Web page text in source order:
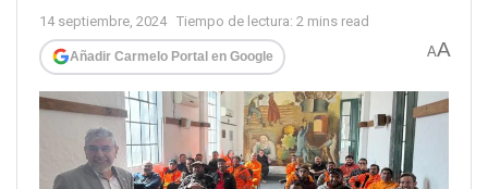
14 septiembre, 2024 Tiempo de lectura: 2 mins read
Añadir Carmelo Portal en Google AA